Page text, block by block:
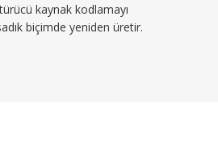
kaynak kodlamayı
biçimde yeniden üretir.